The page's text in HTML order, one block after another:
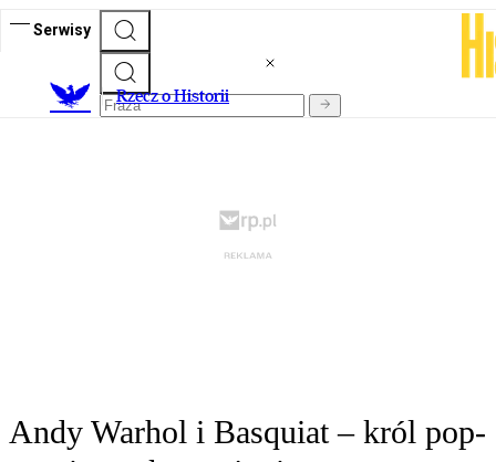
Serwisy
Rzecz o Historii
Andy Warhol i Basquiat – król pop-